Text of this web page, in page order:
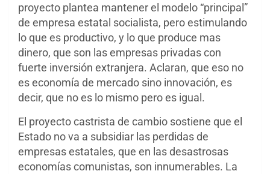
proyecto plantea mantener el modelo “principal”
de empresa estatal socialista, pero estimulando
lo que es productivo, y lo que produce mas
dinero, que son las empresas privadas con
fuerte inversión extranjera. Aclaran, que eso no
es economía de mercado sino innovación, es
decir, que no es lo mismo pero es igual.
El proyecto castrista de cambio sostiene que el
Estado no va a subsidiar las perdidas de
empresas estatales, que en las desastrosas
economías comunistas, son innumerables. La